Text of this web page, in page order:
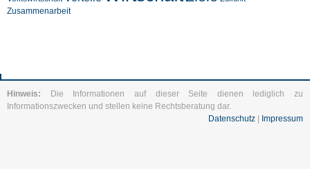
Zusammenarbeit
Hinweis: Die Informationen auf dieser Seite dienen lediglich zu
Informationszwecken und stellen keine Rechtsberatung dar.
Datenschutz
Impressum